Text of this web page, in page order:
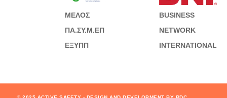
ΜΕΛΟΣ
ΠΑ.ΣΥ.Μ.ΕΠ
ΕΞΥΠΠ
BUSINESS
NETWORK
INTERNATIONAL